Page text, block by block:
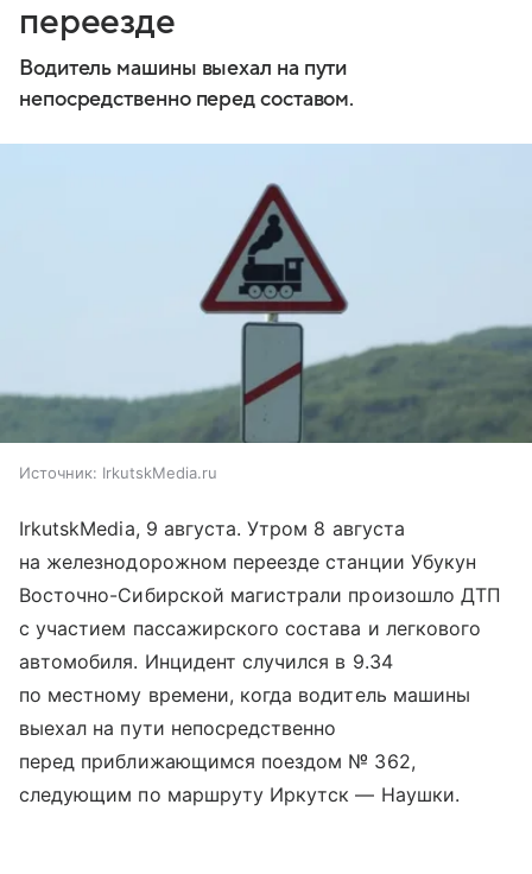
переезде
Водитель машины выехал на пути
непосредственно перед составом.
Источник: IrkutskMedia.ru
IrkutskMedia, 9 августа. Утром 8 августа
на железнодорожном переезде станции Убукун
Восточно-Сибирской магистрали произошло ДТП
с участием пассажирского состава и легкового
автомобиля. Инцидент случился в 9.34
по местному времени, когда водитель машины
выехал на пути непосредственно
перед приближающимся поездом № 362,
следующим по маршруту Иркутск — Наушки.